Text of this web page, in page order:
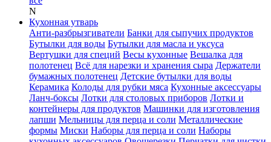
N
Кухонная утварь
Анти-разбрызгиватели Банки для сыпучих продуктов
Бутылки для воды Бутылки для масла и уксуса
Вертушки для специй Весы кухонные Вешалка для
полотенец Всё для нарезки и хранения сыра Держатели
бумажных полотенец Детские бутылки для воды
Керамика Колоды для рубки мяса Кухонные аксессуары
Ланч-боксы Лотки для столовых приборов Лотки и
контейнеры для продуктов Машинки для изготовления
лапши Мельницы для перца и соли Металлические
формы Миски Наборы для перца и соли Наборы